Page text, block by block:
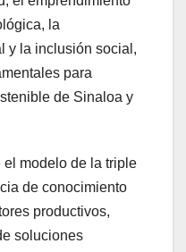
la
y la inclusión social,
para
de Sinaloa y
modelo de la triple
de conocimiento
productivos,
soluciones